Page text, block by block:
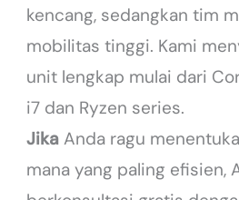
kencang, sedangkan tim
mobilitas tinggi. Kami
unit lengkap mulai dari
i7 dan Ryzen series.
Jika Anda ragu
mana yang paling efisien,